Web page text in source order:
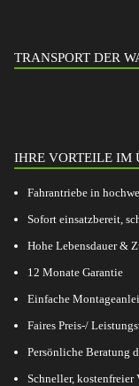
TRANSPORT DER
IHRE VORTEILE IM
Fahrantriebe in
Sofort einsatzbereit,
Hohe Lebensdauer &
12 Monate Garantie
Einfache
Faires Preis-/
Persönliche Beratung
Schneller, kostenfreier